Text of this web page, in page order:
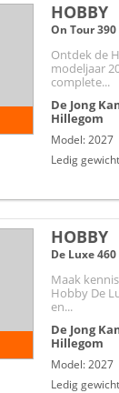
HOBBY
On Tour 390
Ontdek de
modeljaar
complete...
De Jong
Hillegom
Model: 2027
Ledig
HOBBY
De Luxe 460
Maak
Hobby De
en...
De Jong
Hillegom
Model: 2027
Ledig